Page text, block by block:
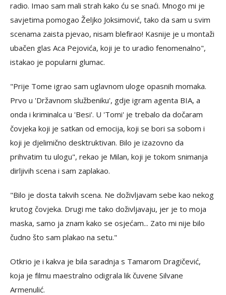
radio. Imao sam mali strah kako ću se snaći. Mnogo mi je
savjetima pomogao Željko Joksimović, tako da sam u svim
scenama zaista pjevao, nisam blefirao! Kasnije je u montaži
ubačen glas Aca Pejovića, koji je to uradio fenomenalno",
istakao je popularni glumac.
"Prije Tome igrao sam uglavnom uloge opasnih momaka.
Prvo u 'Državnom službeniku', gdje igram agenta BIA, a
onda i kriminalca u 'Besi'. U 'Tomi' je trebalo da dočaram
čovjeka koji je satkan od emocija, koji se bori sa sobom i
koji je djelimično desktruktivan. Bilo je izazovno da
prihvatim tu ulogu", rekao je Milan, koji je tokom snimanja
dirljivih scena i sam zaplakao.
"Bilo je dosta takvih scena. Ne doživljavam sebe kao nekog
krutog čovjeka. Drugi me tako doživljavaju, jer je to moja
maska, samo ja znam kako se osjećam... Zato mi nije bilo
čudno što sam plakao na setu."
Otkrio je i kakva je bila saradnja s Tamarom Dragičević,
koja je filmu maestralno odigrala lik čuvene Silvane
Armenulić.